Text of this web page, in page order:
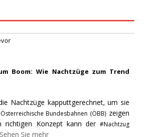
Boom: Wie Nachtzüge zum Trend
Nachtzüge kapputtgerechnet, um sie
Österreichische Bundesbahnen (ÖBB) zeigen
richtigen Konzept kann der #Nachtzug
Sehen Sie mehr